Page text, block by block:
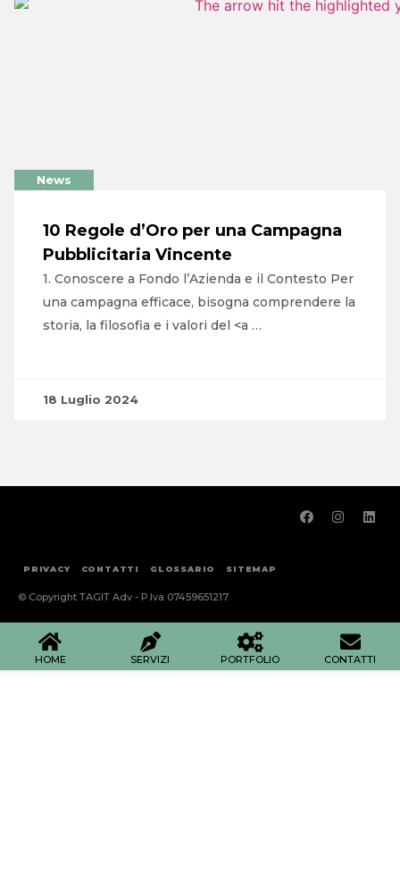
News
10 Regole d’Oro per una Campagna
Pubblicitaria Vincente
1. Conoscere a Fondo l’Azienda e il Contesto Per
una campagna efficace, bisogna comprendere la
storia, la filosofia e i valori del <a …
18 Luglio 2024
© Copyright TAGIT Adv - P.Iva 07459651217
PRIVACY CONTATTI GLOSSARIO SITEMAP
HOME SERVIZI PORTFOLIO CONTATTI